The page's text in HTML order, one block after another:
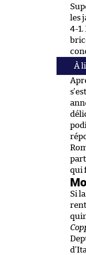
les
4-1.
qui
Si